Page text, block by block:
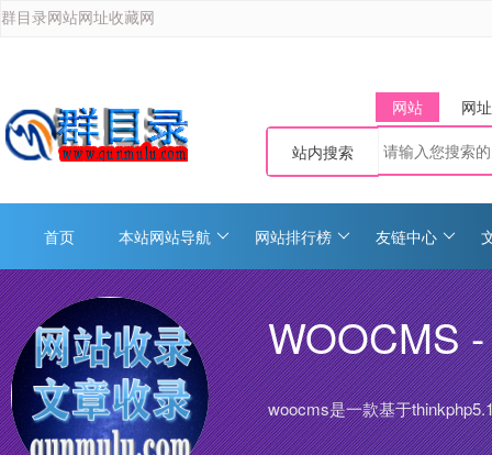
群目录网站网址收藏网
网站 网址
站内搜索
首页 本站网站导航 网站排行榜 友链中心
WOOCMS
woocms是一款基于